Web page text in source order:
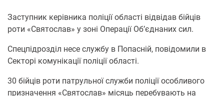
Заступник керівника поліції області відвідав бійців
роти «Святослав» у зоні Операції Об’єднаних сил.
Спецпідрозділ несе службу в Попасній, повідомили в
Секторі комунікації поліції області.
30 бійців роти патрульної служби поліції особливого
призначення «Святослав» місяць перебувають на